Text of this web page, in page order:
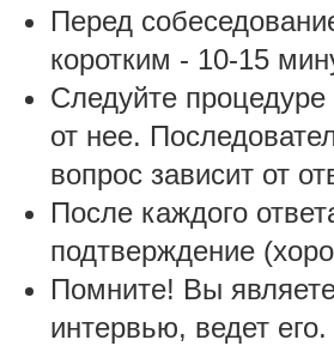
Перед
коротким - 10-15
Следуйте
от нее.
вопрос зависит от
После каждого
подтверждение
Помните! Вы
интервью, ведет